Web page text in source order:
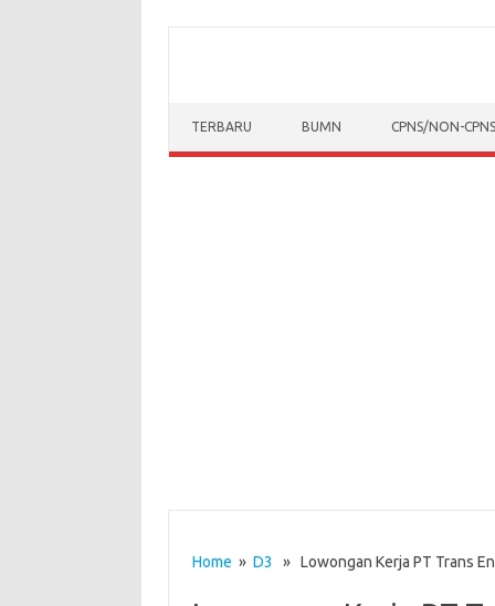
TERBARU BUMN CPNS/NON-CPNS
Home » D3 » Lowongan Kerja PT Trans